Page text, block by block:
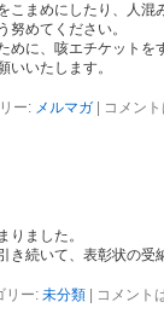
めにしたり、人混
努めてください。
、咳エチケットをす
いいたします。
ー: メルマガ| コメン
りました。
き続いて、表彰状の受
リー: 未分類| コメント